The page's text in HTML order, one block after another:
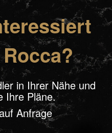
in Ihrer Nähe und
Ihre Pläne.
Anfrage